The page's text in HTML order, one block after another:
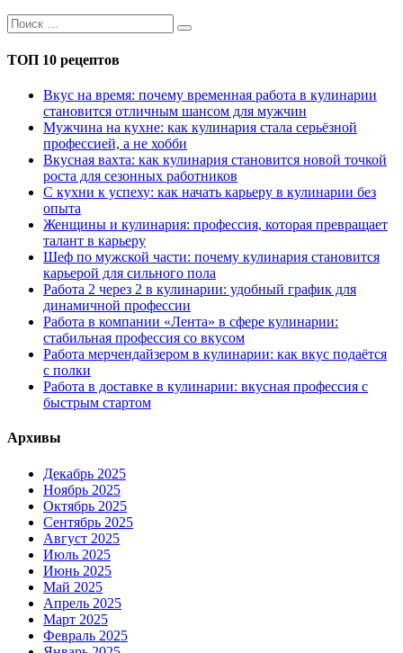
ТОП 10 рецептов
Вкус на время: почему временная работа в кулинарии
становится отличным шансом для мужчин
Мужчина на кухне: как кулинария стала серьёзной
профессией, а не хобби
Вкусная вахта: как кулинария становится новой точкой
роста для сезонных работников
С кухни к успеху: как начать карьеру в кулинарии без
опыта
Женщины и кулинария: профессия, которая превращает
талант в карьеру
Шеф по мужской части: почему кулинария становится
карьерой для сильного пола
Работа 2 через 2 в кулинарии: удобный график для
динамичной профессии
Работа в компании «Лента» в сфере кулинарии:
стабильная профессия со вкусом
Работа мерчендайзером в кулинарии: как вкус подаётся
с полки
Работа в доставке в кулинарии: вкусная профессия с
быстрым стартом
Архивы
Декабрь 2025
Ноябрь 2025
Октябрь 2025
Сентябрь 2025
Август 2025
Июль 2025
Июнь 2025
Май 2025
Апрель 2025
Март 2025
Февраль 2025